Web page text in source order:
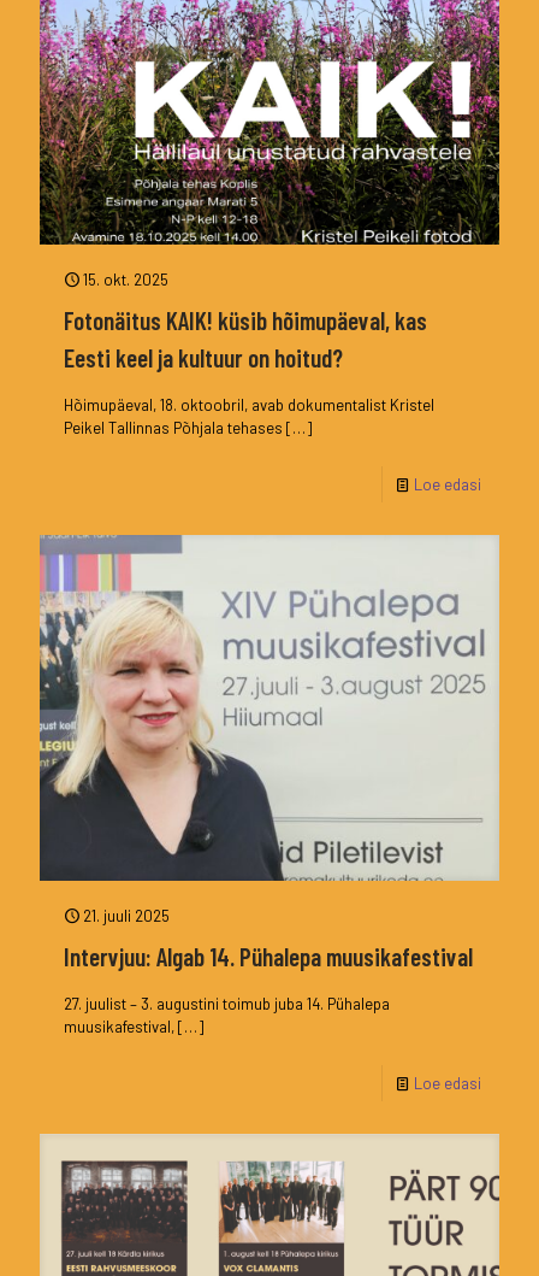
15. okt. 2025
Fotonäitus KAIK! küsib hõimupäeval, kas
Eesti keel ja kultuur on hoitud?
Hõimupäeval, 18. oktoobril, avab dokumentalist Kristel
Peikel Tallinnas Põhjala tehases […]
Loe edasi
21. juuli 2025
Intervjuu: Algab 14. Pühalepa muusikafestival
27. juulist – 3. augustini toimub juba 14. Pühalepa
muusikafestival,[…]
Loe edasi